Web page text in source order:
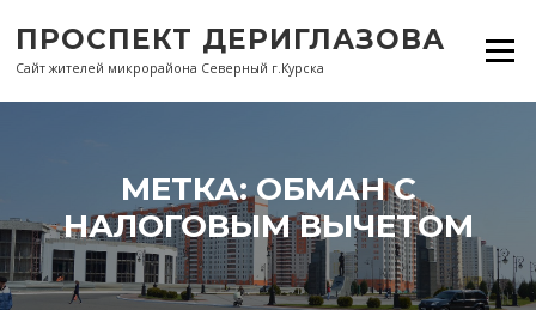
содержанию
ПРОСПЕКТ ДЕРИГЛАЗОВА
Сайт жителей микрорайона Северный г.Курска
Меню
МЕТКА:ОБМАН С
НАЛОГОВЫМ ВЫЧЕТОМ